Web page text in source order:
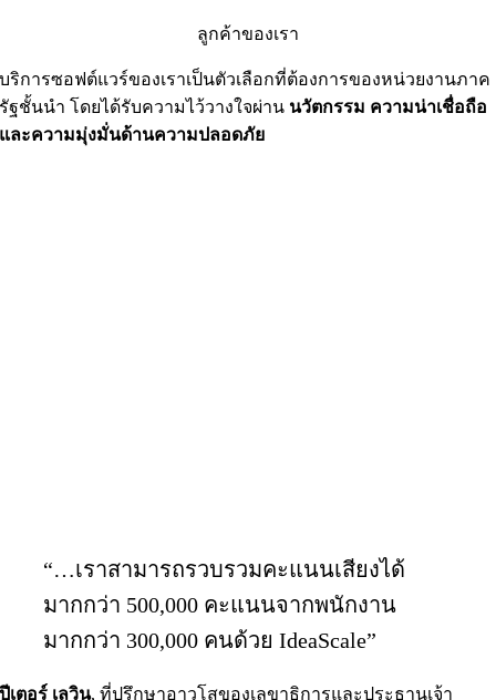
ลูกค้าของเรา
บริการซอฟต์แวร์ของเราเป็นตัวเลือกที่ต้องการของหน่วยงานภาค
รัฐชั้นนำ โดยได้รับความไว้วางใจผ่าน นวัตกรรม ความน่าเชื่อถือ
และความมุ่งมั่นด้านความปลอดภัย
“…เราสามารถรวบรวมคะแนนเสียงได้
มากกว่า 500,000 คะแนนจากพนักงาน
มากกว่า 300,000 คนด้วย IdeaScale”
ปีเตอร์ เลวิน,ที่ปรึกษาอาวุโสของเลขาธิการและประธานเจ้า